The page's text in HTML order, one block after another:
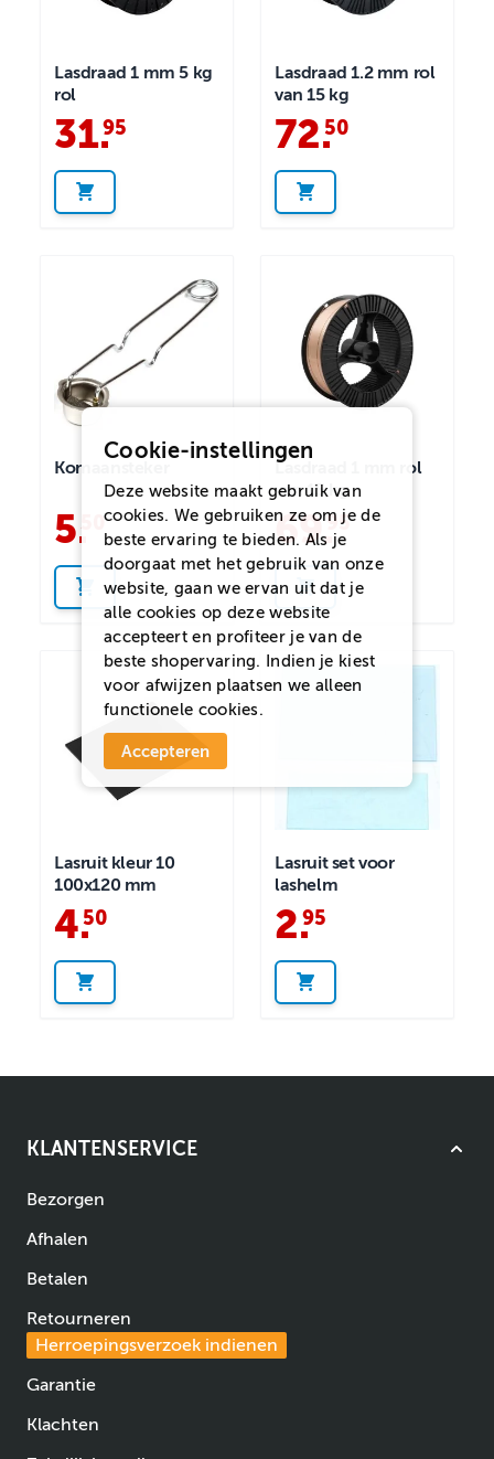
Lasdraad 1 mm 5 kg
rol
31.
95
Lasdraad 1.2 mm rol
van 15 kg
72.
50
Komaansteker
5.50
Lasdraad 1 mm rol
van 15 kg
69.95
Lasruit kleur 10
100x120 mm
4.
50
Lasruit set voor
lashelm
2.
95
KLANTENSERVICE
Bezorgen
Afhalen
Betalen
Retourneren
Herroepingsverzoek indienen
Garantie
Klachten
Cookie-instellingen
Deze website maakt gebruik van
cookies. We gebruiken ze om je de
beste ervaring te bieden. Als je
doorgaat met het gebruik van onze
website, gaan we ervan uit dat je
alle cookies op deze website
accepteert en profiteer je van de
beste shopervaring. Indien je kiest
voor afwijzen plaatsen we alleen
functionele cookies.
Accepteren